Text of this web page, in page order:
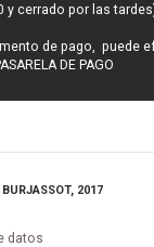
y cerrado por las
de pago, puede
DE PAGO
2017
datos